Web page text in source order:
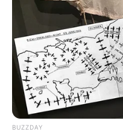
TEMAS
EMERGENCIAS
FUERTES LLUVIAS
LIGA BETPLAY
CORTES DE LUZ
FENÓMENO DEL
BUZZDAY